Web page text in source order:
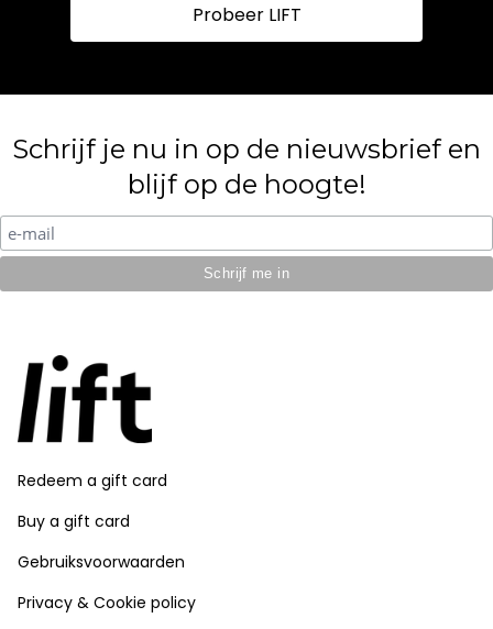
Probeer LIFT
Schrijf je nu in op de nieuwsbrief en
blijf op de hoogte!
Redeem a gift card
Buy a gift card
Gebruiksvoorwaarden
Privacy & Cookie policy